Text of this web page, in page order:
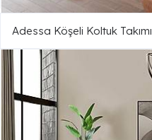
Adessa Köşeli Koltuk Takımı